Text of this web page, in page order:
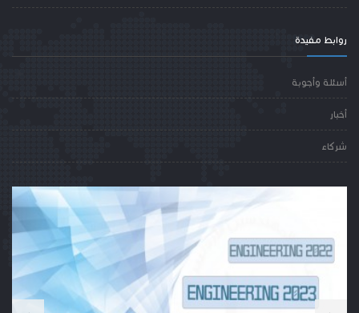
روابط مفيدة
أسئلة وأجوبة
أخبار
شركاء